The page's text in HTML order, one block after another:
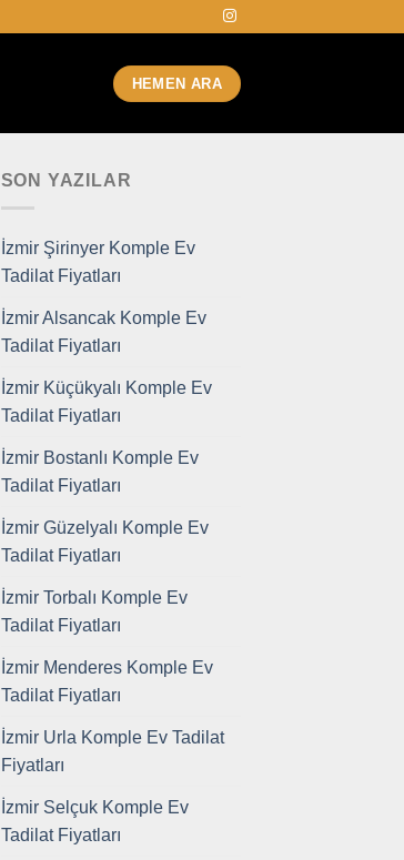
HEMEN ARA
SON YAZILAR
İzmir Şirinyer Komple Ev
Tadilat Fiyatları
İzmir Alsancak Komple Ev
Tadilat Fiyatları
İzmir Küçükyalı Komple Ev
Tadilat Fiyatları
İzmir Bostanlı Komple Ev
Tadilat Fiyatları
İzmir Güzelyalı Komple Ev
Tadilat Fiyatları
İzmir Torbalı Komple Ev
Tadilat Fiyatları
İzmir Menderes Komple Ev
Tadilat Fiyatları
İzmir Urla Komple Ev Tadilat
Fiyatları
İzmir Selçuk Komple Ev
Tadilat Fiyatları